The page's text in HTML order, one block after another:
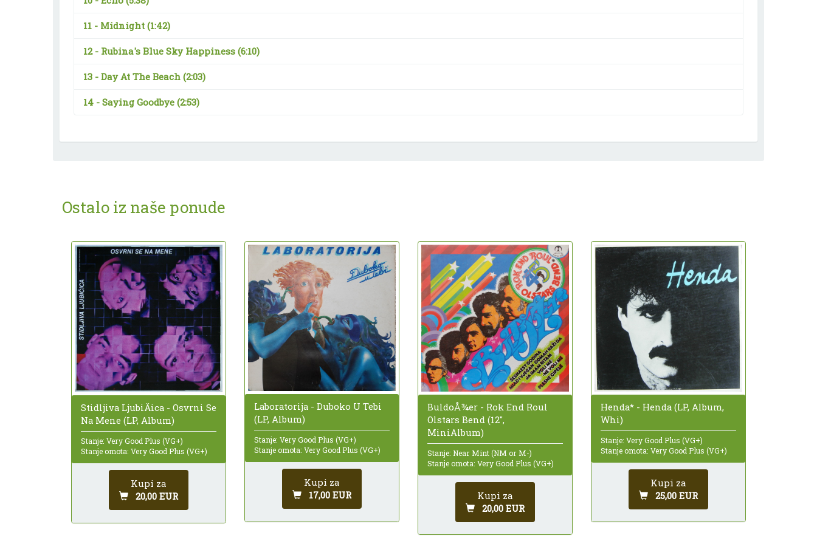
11 - Midnight (1:42)
12 - Rubina's Blue Sky Happiness (6:10)
13 - Day At The Beach (2:03)
14 - Saying Goodbye (2:53)
Ostalo iz naše ponude
Stidljiva LjubiÄica - Osvrni Se
Na Mene (LP, Album)
Stanje: Very Good Plus (VG+)
Stanje omota: Very Good Plus (VG+)
Kupi za
20,00 EUR
Laboratorija - Duboko U Tebi
(LP, Album)
Stanje: Very Good Plus (VG+)
Stanje omota: Very Good Plus (VG+)
Kupi za
17,00 EUR
BuldoÅ¾er - Rok End Roul
Olstars Bend (12",
MiniAlbum)
Stanje: Near Mint (NM or M-)
Stanje omota: Very Good Plus (VG+)
Kupi za
20,00 EUR
Henda* - Henda (LP, Album,
Whi)
Stanje: Very Good Plus (VG+)
Stanje omota: Very Good Plus (VG+)
Kupi za
25,00 EUR